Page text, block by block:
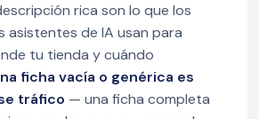
rica son lo que los
asistentes de IA usan para
tu tienda y cuándo
ficha vacía o genérica es
tráfico — una ficha completa